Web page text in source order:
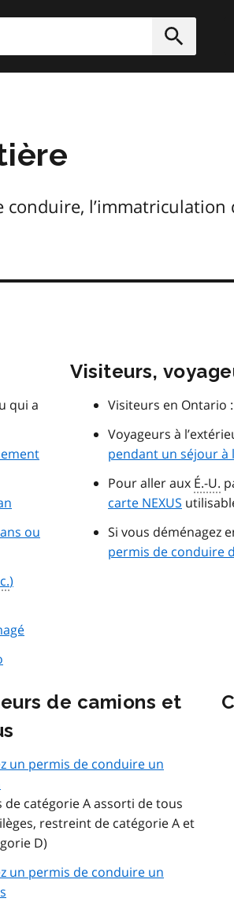
l’immatriculation
qui a
ou
)
Visiteurs,
Visiteurs en Ontario
Voyageurs à
pendant un séjour à
Pour aller aux É.-U.
carte NEXUS
Si vous déménagez
permis de conduire
de camions et
un permis de conduire un
de catégorie A assorti de tous
restreint de catégorie A et
D)
un permis de conduire un